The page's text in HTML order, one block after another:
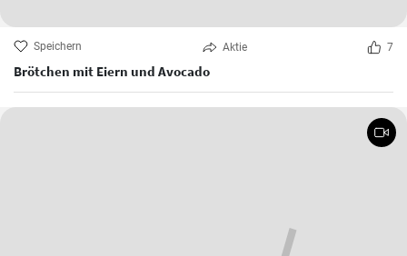
Speichern Aktie 7
Brötchen mit Eiern und Avocado